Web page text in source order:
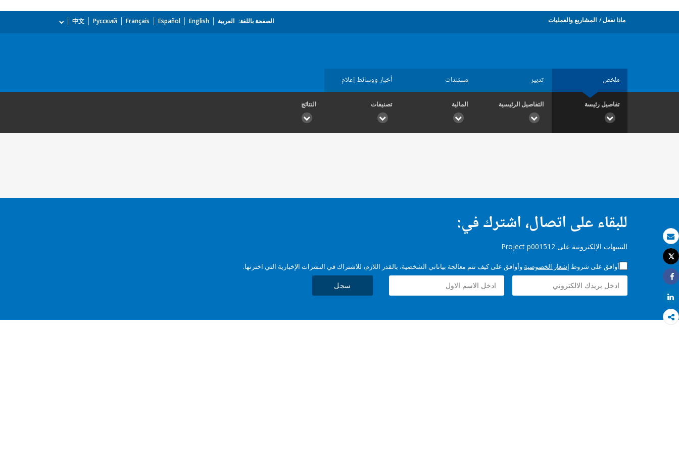
بريد الكتروني
طباعة
Tweet
Share
Share
ماذا نفعل المشاريع والعمليات الصفحة باللغة: العربية English
Español
Français
Русский
中文
ملخص تدبير مستندات أخبار ووسائط إعلام
تفاصيل رئيسة التفاصيل الرئيسية المالية تصنيفات النتائج
للبقاء على اتصال، اشترك في:
التنبيهات الإلكترونية على Project p001512
أوافق على شروط إشعار الخصوصية وأوافق على كيف تتم معالجة بياناتي الشخصية، بالقدر اللازم، للاشتراك في النشرات الإخبارية التي اخترتها.
سجل